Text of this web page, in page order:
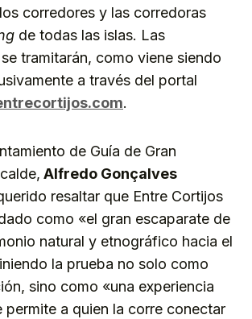
corredores y las corredoras
de todas las islas. Las
tramitarán, como viene siendo
a través del portal
.
de Guía de Gran
Alfredo Gonçalves
resaltar que Entre Cortijos
como «el gran escaparate de
natural y etnográfico hacia el
la prueba no solo como
sino como «una experiencia
permite a quien la corre conectar